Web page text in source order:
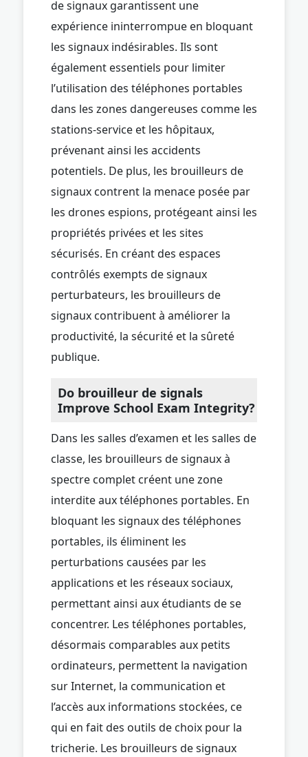
de signaux garantissent une
expérience ininterrompue en bloquant
les signaux indésirables. Ils sont
également essentiels pour limiter
l’utilisation des téléphones portables
dans les zones dangereuses comme les
stations-service et les hôpitaux,
prévenant ainsi les accidents
potentiels. De plus, les brouilleurs de
signaux contrent la menace posée par
les drones espions, protégeant ainsi les
propriétés privées et les sites
sécurisés. En créant des espaces
contrôlés exempts de signaux
perturbateurs, les brouilleurs de
signaux contribuent à améliorer la
productivité, la sécurité et la sûreté
publique.
Do brouilleur de signals
Improve School Exam Integrity?
Dans les salles d’examen et les salles de
classe, les brouilleurs de signaux à
spectre complet créent une zone
interdite aux téléphones portables. En
bloquant les signaux des téléphones
portables, ils éliminent les
perturbations causées par les
applications et les réseaux sociaux,
permettant ainsi aux étudiants de se
concentrer. Les téléphones portables,
désormais comparables aux petits
ordinateurs, permettent la navigation
sur Internet, la communication et
l’accès aux informations stockées, ce
qui en fait des outils de choix pour la
tricherie. Les brouilleurs de signaux